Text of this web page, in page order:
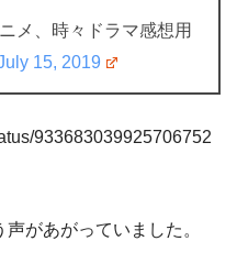
メ、時々ドラマ感想用
15, 2019
933683039925706752
があがっていました。